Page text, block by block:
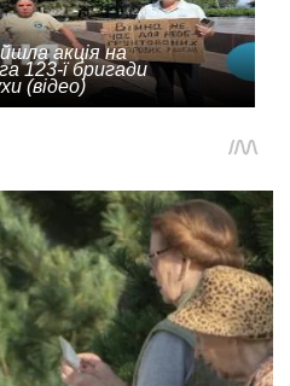
акція на
123-ї бригади
(відео)